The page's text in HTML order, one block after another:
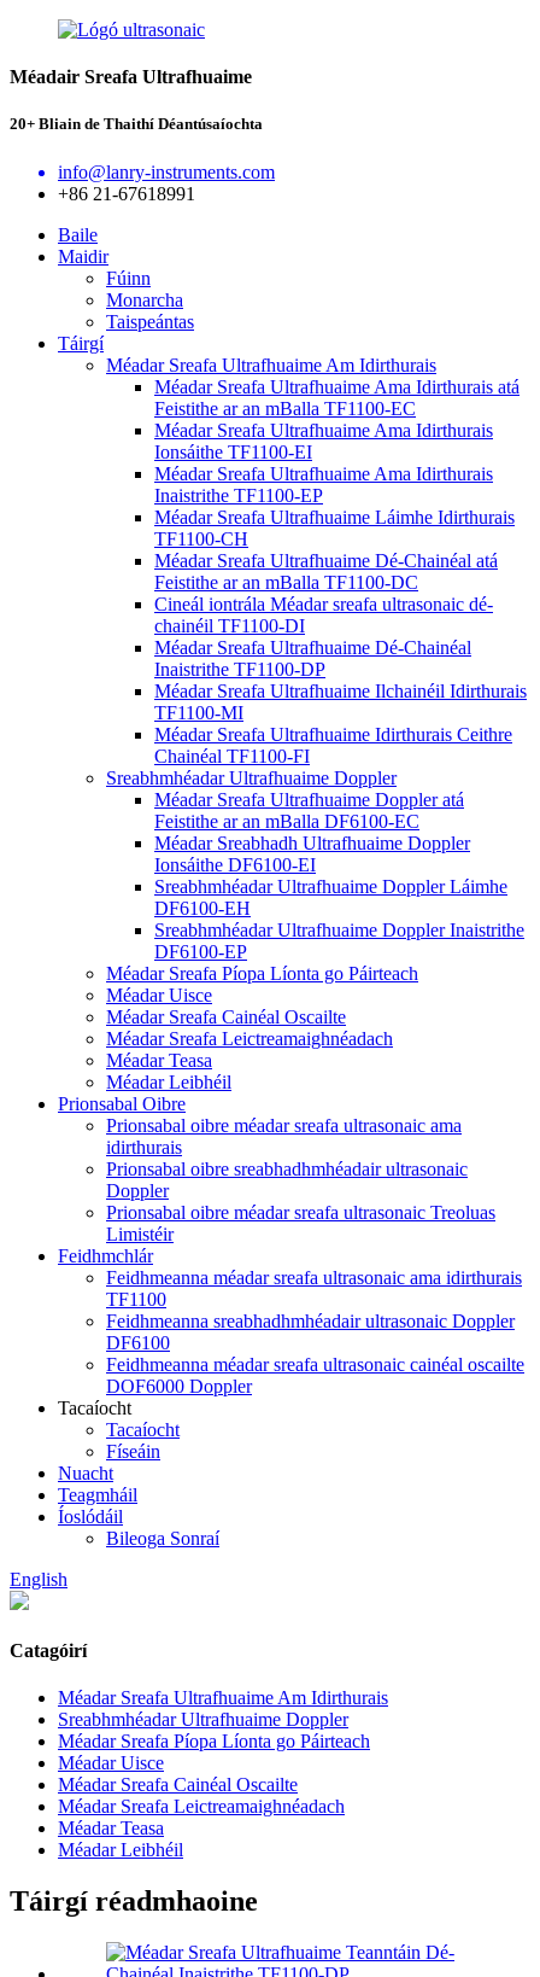
Méadair Sreafa Ultrafhuaime
20+ Bliain de Thaithí Déantúsaíochta
info@lanry-instruments.com
+86 21-67618991
Baile
Maidir
Fúinn
Monarcha
Taispeántas
Táirgí
Méadar Sreafa Ultrafhuaime Am Idirthurais
Méadar Sreafa Ultrafhuaime Ama Idirthurais atá
Feistithe ar an mBalla TF1100-EC
Méadar Sreafa Ultrafhuaime Ama Idirthurais
Ionsáithe TF1100-EI
Méadar Sreafa Ultrafhuaime Ama Idirthurais
Inaistrithe TF1100-EP
Méadar Sreafa Ultrafhuaime Láimhe Idirthurais
TF1100-CH
Méadar Sreafa Ultrafhuaime Dé-Chainéal atá
Feistithe ar an mBalla TF1100-DC
Cineál iontrála Méadar sreafa ultrasonaic dé-
chainéil TF1100-DI
Méadar Sreafa Ultrafhuaime Dé-Chainéal
Inaistrithe TF1100-DP
Méadar Sreafa Ultrafhuaime Ilchainéil Idirthurais
TF1100-MI
Méadar Sreafa Ultrafhuaime Idirthurais Ceithre
Chainéal TF1100-FI
Sreabhmhéadar Ultrafhuaime Doppler
Méadar Sreafa Ultrafhuaime Doppler atá
Feistithe ar an mBalla DF6100-EC
Méadar Sreabhadh Ultrafhuaime Doppler
Ionsáithe DF6100-EI
Sreabhmhéadar Ultrafhuaime Doppler Láimhe
DF6100-EH
Sreabhmhéadar Ultrafhuaime Doppler Inaistrithe
DF6100-EP
Méadar Sreafa Píopa Líonta go Páirteach
Méadar Uisce
Méadar Sreafa Cainéal Oscailte
Méadar Sreafa Leictreamaighnéadach
Méadar Teasa
Méadar Leibhéil
Prionsabal Oibre
Prionsabal oibre méadar sreafa ultrasonaic ama
idirthurais
Prionsabal oibre sreabhadhmhéadair ultrasonaic
Doppler
Prionsabal oibre méadar sreafa ultrasonaic Treoluas
Limistéir
Feidhmchlár
Feidhmeanna méadar sreafa ultrasonaic ama idirthurais
TF1100
Feidhmeanna sreabhadhmhéadair ultrasonaic Doppler
DF6100
Feidhmeanna méadar sreafa ultrasonaic cainéal oscailte
DOF6000 Doppler
Tacaíocht
Tacaíocht
Físeáin
Nuacht
Teagmháil
Íoslódáil
Bileoga Sonraí
English
Catagóirí
Méadar Sreafa Ultrafhuaime Am Idirthurais
Sreabhmhéadar Ultrafhuaime Doppler
Méadar Sreafa Píopa Líonta go Páirteach
Méadar Uisce
Méadar Sreafa Cainéal Oscailte
Méadar Sreafa Leictreamaighnéadach
Méadar Teasa
Méadar Leibhéil
Táirgí réadmhaoine